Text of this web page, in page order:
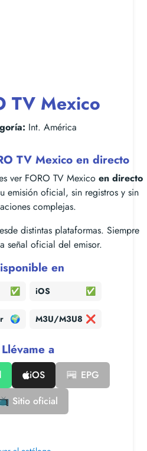
TV Mexico
Int. América
TV Mexico en directo
ver FORO TV Mexico en directo
emisión oficial, sin registros y sin
complejas.
distintas plataformas. Siempre
señal oficial del emisor.
en
✅ iOS ✅
🌍 M3U/M3U8 ❌
Llévame a
iOS
📰 EPG
Sitio oficial